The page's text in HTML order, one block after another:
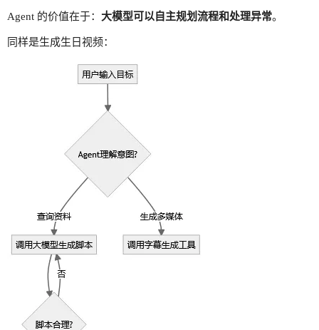
Agent 的价值在于： 大模型可以自主规划流程和处理异常。
同样是生成生日视频：